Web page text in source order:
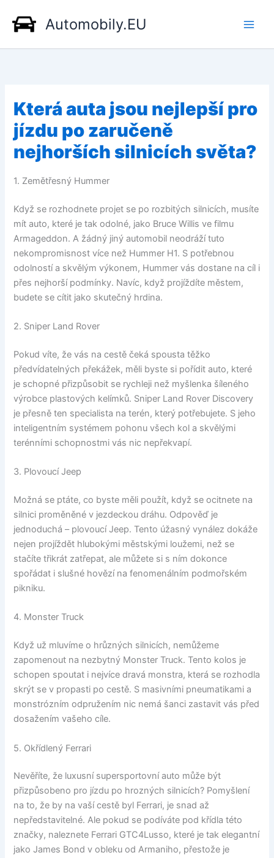
obsah
Automobily.EU
Která auta jsou nejlepší pro
jízdu po zaručeně
nejhorších silnicích světa?
1. Zemětřesný Hummer
Když se rozhodnete projet se po rozbitých silnicích, musíte
mít auto, které je tak odolné, jako Bruce Willis ve filmu
Armageddon. A žádný jiný automobil neodráží tuto
nekompromisnost více než Hummer H1. S potřebnou
odolností a skvělým výkonem, Hummer vás dostane na cíl i
přes nejhorší podmínky. Navíc, když projíždíte městem,
budete se cítit jako skutečný hrdina.
2. Sniper Land Rover
Pokud víte, že vás na cestě čeká spousta těžko
předvídatelných překážek, měli byste si pořídit auto, které
je schopné přizpůsobit se rychleji než myšlenka šíleného
výrobce plastových kelímků. Sniper Land Rover Discovery
je přesně ten specialista na terén, který potřebujete. S jeho
inteligentním systémem pohonu všech kol a skvělými
terénními schopnostmi vás nic nepřekvapí.
3. Plovoucí Jeep
Možná se ptáte, co byste měli použít, když se ocitnete na
silnici proměněné v jezdeckou dráhu. Odpověď je
jednoduchá – plovoucí Jeep. Tento úžasný vynález dokáže
nejen projíždět hlubokými městskými loužemi, než se
stačíte třikrát zatřepat, ale můžete si s ním dokonce
spořádat i slušné hovězí na fenomenálním podmořském
pikniku.
4. Monster Truck
Když už mluvíme o hrůzných silnicích, nemůžeme
zapomenout na nezbytný Monster Truck. Tento kolos je
schopen spoutat i nejvíce dravá monstra, která se rozhodla
skrýt se v propasti po cestě. S masivními pneumatikami a
monstrózním odpružením nic nemá šanci zastavit vás před
dosažením vašeho cíle.
5. Okřídlený Ferrari
Nevěříte, že luxusní supersportovní auto může být
přizpůsobeno pro jízdu po hrozných silnicích? Pomyšlení
na to, že by na vaší cestě byl Ferrari, je snad až
nepředstavitelné. Ale pokud se podíváte pod křídla této
značky, naleznete Ferrari GTC4Lusso, které je tak elegantní
jako James Bond v obleku od Armaniho, přestože je